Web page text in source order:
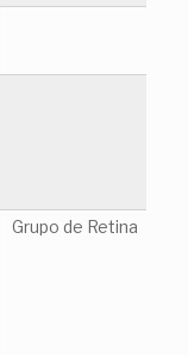
Grupo de Retina